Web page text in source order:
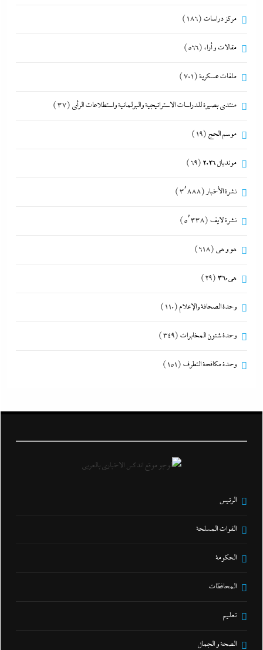
مركز دراسات (186)
مقالات و أراء (566)
ملفات عسكرية(701)
منتدى بصيرة للدراسات الاستراتيجية والبرلمانية واستطلاعات الرأى (37)
موسم الحج (19)
مونديال 2026 (69)
نشرة الأخبار (3٬888)
نشرة لايف (5٬338)
هو و هي (618)
هى360 (29)
وحدة الصحافة والإعلام(110)
وحدة شئون المخابرات (349)
وحدة مكافحة التطرف (151)
الرئيس
القوات المسلحة
الحكومة
المحافظات
تعليم
الصحة و الجمال